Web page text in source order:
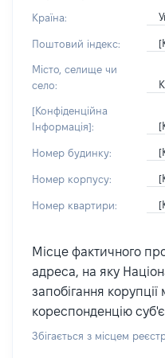
Країна:
Поштовий індекс:
Місто, селище чи
село:
[Конфіденційна
Інформація]:
Номер будинку:
Номер корпусу:
Номер квартири:
Місце фактичного
адреса, на яку
запобігання
кореспонденцію
Збігається з місцем